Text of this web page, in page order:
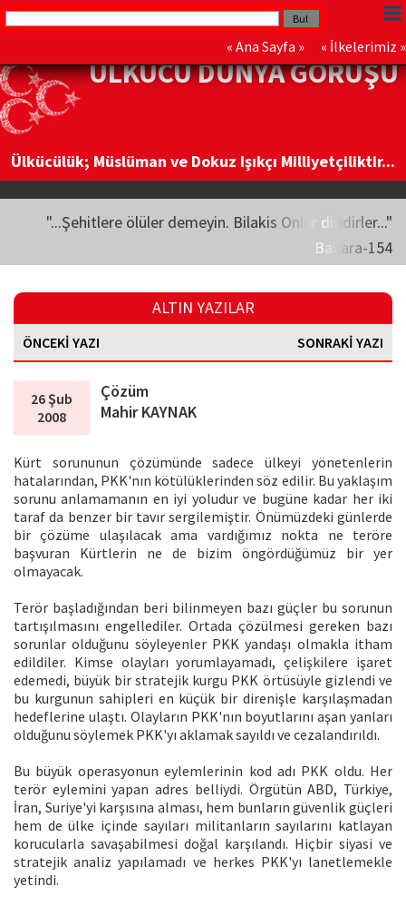
« Ana Sayfa » « İlkelerimiz »
ÜLKÜCÜ DÜNYA GÖRÜŞÜ
Ülkücülük; Müslüman ve Dokuz Işıkçı Milliyetçiliktir...
"...Şehitlere ölüler demeyin. Bilakis Onlar diridirler..."
Bakara-154
ALTIN YAZILAR
ÖNCEKİ YAZI SONRAKİ YAZI
26 Şub
2008
Çözüm
Mahir KAYNAK
Kürt sorununun çözümünde sadece ülkeyi yönetenlerin
hatalarından, PKK'nın kötülüklerinden söz edilir. Bu yaklaşım
sorunu anlamamanın en iyi yoludur ve bugüne kadar her iki
taraf da benzer bir tavır sergilemiştir. Önümüzdeki günlerde
bir çözüme ulaşılacak ama vardığımız nokta ne teröre
başvuran Kürtlerin ne de bizim öngördüğümüz bir yer
olmayacak.
Terör başladığından beri bilinmeyen bazı güçler bu sorunun
tartışılmasını engellediler. Ortada çözülmesi gereken bazı
sorunlar olduğunu söyleyenler PKK yandaşı olmakla itham
edildiler. Kimse olayları yorumlayamadı, çelişkilere işaret
edemedi, büyük bir stratejik kurgu PKK örtüsüyle gizlendi ve
bu kurgunun sahipleri en küçük bir direnişle karşılaşmadan
hedeflerine ulaştı. Olayların PKK'nın boyutlarını aşan yanları
olduğunu söylemek PKK'yı aklamak sayıldı ve cezalandırıldı.
Bu büyük operasyonun eylemlerinin kod adı PKK oldu. Her
terör eylemini yapan adres belliydi. Örgütün ABD, Türkiye,
İran, Suriye'yi karşısına alması, hem bunların güvenlik güçleri
hem de ülke içinde sayıları militanların sayılarını katlayan
korucularla savaşabilmesi doğal karşılandı. Hiçbir siyasi ve
stratejik analiz yapılamadı ve herkes PKK'yı lanetlemekle
yetindi.